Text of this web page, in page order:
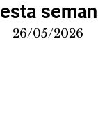
esta
26/05/2026